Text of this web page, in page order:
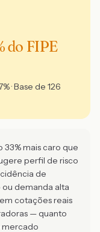
do FIPE
% · Base de 126
33% mais caro que
perfil de risco
de
demanda alta
cotações reais
— quanto
mercado